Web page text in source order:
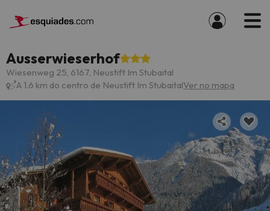
Ausserwieserhof
Wiesenweg 25, 6167, Neustift Im Stubaital
A 1.6 km do centro de Neustift Im StubaitalVer no mapa